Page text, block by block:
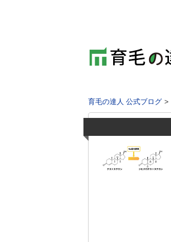
育毛の達人 公式ブログ